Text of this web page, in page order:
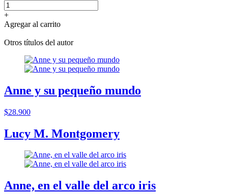
+
Agregar al carrito
Otros títulos del autor
Anne y su pequeño mundo
$28.900
Lucy M. Montgomery
Anne, en el valle del arco iris